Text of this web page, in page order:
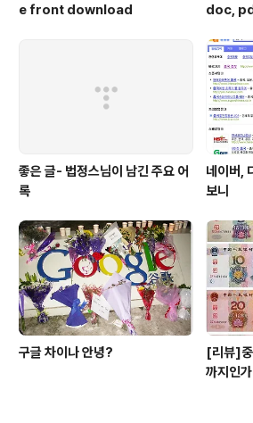
e front download
doc,
좋은 글- 법정스님이 남긴 주요 어
록
네이버,
보니
구글 차이나 안녕?
[리뷰]
까지인